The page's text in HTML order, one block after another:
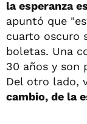
la esperanza
apuntó que
cuarto oscuro
boletas. Una
30 años y son
Del otro lado,
cambio, de la